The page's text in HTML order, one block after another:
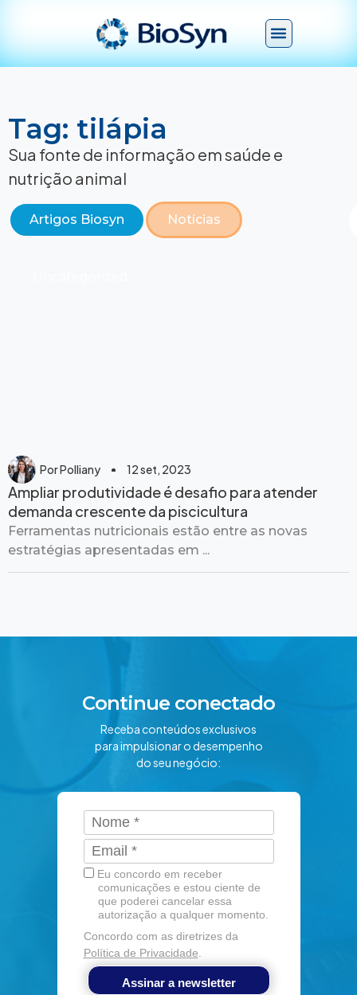
Tag: tilápia
Sua fonte de informação em saúde e
nutrição animal
Artigos Biosyn Notícias
PorPolliany 12 set, 2023
Ampliar produtividade é desafio para atender
demanda crescente da piscicultura
Ferramentas nutricionais estão entre as novas
estratégias apresentadas em ...
Continue conectado
Receba conteúdos exclusivos
para impulsionar o desempenho
do seu negócio:
Eu concordo em receber
comunicações e estou ciente de
que poderei cancelar essa
autorização a qualquer momento.
Concordo com as diretrizes da
Política de Privacidade
Assinar a newsletter